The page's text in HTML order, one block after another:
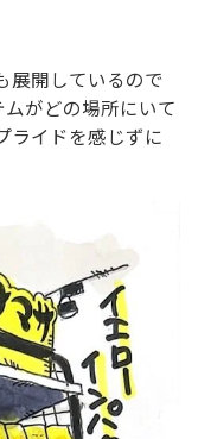
展開しているので
がどの場所にいて
ライドを感じずに